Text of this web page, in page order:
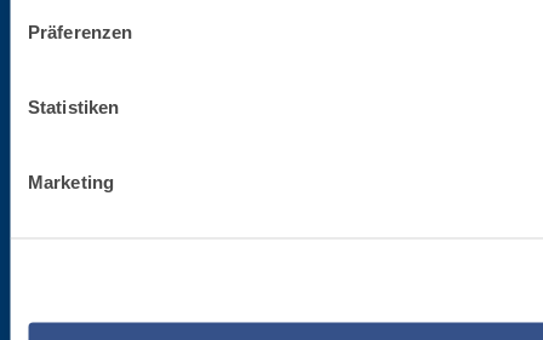
Präferenzen
Statistiken
Marketing
Fassa S.r.l.